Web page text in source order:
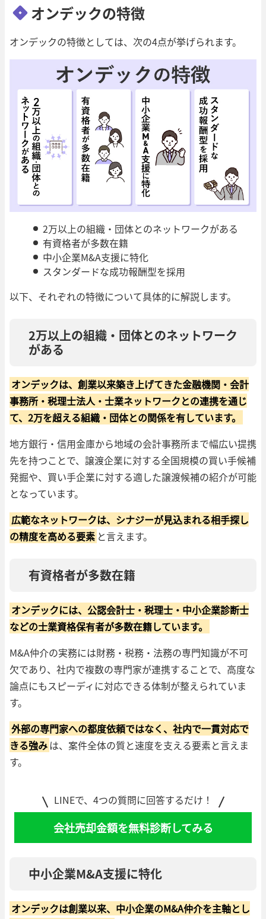
オンデックの特徴
オンデックの特徴としては、次の4点が挙げられます。
2万以上の組織・団体とのネットワークがある
有資格者が多数在籍
中小企業M&A支援に特化
スタンダードな成功報酬型を採用
以下、それぞれの特徴について具体的に解説します。
2万以上の組織・団体とのネットワーク
がある
オンデックは、創業以来築き上げてきた金融機関・会計
事務所・税理士法人・士業ネットワークとの連携を通じ
て、2万を超える組織・団体との関係を有しています。
地方銀行・信用金庫から地域の会計事務所まで幅広い提携
先を持つことで、譲渡企業に対する全国規模の買い手候補
発掘や、買い手企業に対する適した譲渡候補の紹介が可能
となっています。
広範なネットワークは、シナジーが見込まれる相手探し
の精度を高める要素 と言えます。
有資格者が多数在籍
オンデックには、公認会計士・税理士・中小企業診断士
などの士業資格保有者が多数在籍しています。
M&A仲介の実務には財務・税務・法務の専門知識が不可
欠であり、社内で複数の専門家が連携することで、高度な
論点にもスピーディに対応できる体制が整えられていま
す。
外部の専門家への都度依頼ではなく、社内で一貫対応で
きる強みは、案件全体の質と速度を支える要素と言えま
す。
LINEで、4つの質問に回答するだけ！
会社売却金額を無料診断してみる
中小企業M&A支援に特化
オンデックは創業以来、中小企業のM&A仲介を主軸とし